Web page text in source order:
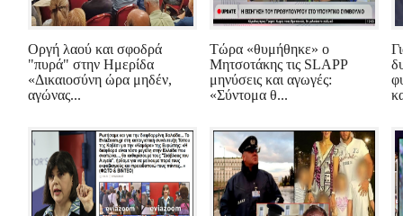
Οργή λαού και σφοδρά
"πυρά" στην Ημερίδα
«Δικαιοσύνη ώρα μηδέν,
αγώνας...
Τώρα «θυμήθηκε» ο
Μητσοτάκης τις SLAPP
μηνύσεις και αγωγές:
«Σύντομα θ...